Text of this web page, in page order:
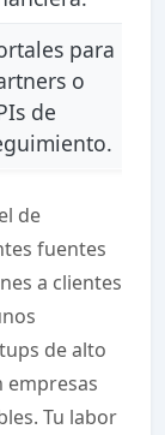
para
o
de
de
fuentes
a clientes
de alto
Tu labor